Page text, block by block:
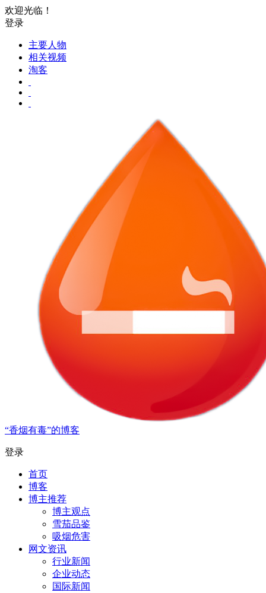
欢迎光临！
登录
主要人物
相关视频
淘客
“香烟有毒”的博客
登录
首页
博客
博主推荐
博主观点
雪茄品鉴
吸烟危害
网文资讯
行业新闻
企业动态
国际新闻